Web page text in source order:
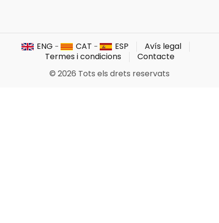
© 2026 Tots els drets reservats
ENG - CAT - ESP
Avís legal
Termes i condicions
Contacte